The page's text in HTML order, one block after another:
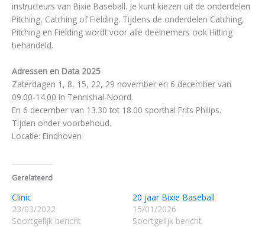
instructeurs van Bixie Baseball. Je kunt kiezen uit de onderdelen
Pitching, Catching of Fielding. Tijdens de onderdelen Catching,
Pitching en Fielding wordt voor alle deelnemers ook Hitting
behandeld.
Adressen en Data 2025
Zaterdagen 1, 8, 15, 22, 29 november en 6 december van
09.00-14.00 in Tennishal-Noord.
En 6 december van 13.30 tot 18.00 sporthal Frits Philips.
Tijden onder voorbehoud.
Locatie: Eindhoven
Gerelateerd
Clinic
23/03/2022
Soortgelijk bericht
20 jaar Bixie Baseball
15/01/2026
Soortgelijk bericht